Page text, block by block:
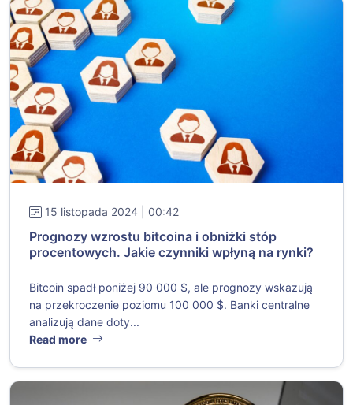
15 listopada 2024 | 00:42
Prognozy wzrostu bitcoina i obniżki stóp
procentowych. Jakie czynniki wpłyną na rynki?
Bitcoin spadł poniżej 90 000 $, ale prognozy wskazują
na przekroczenie poziomu 100 000 $. Banki centralne
analizują dane doty...
Read more